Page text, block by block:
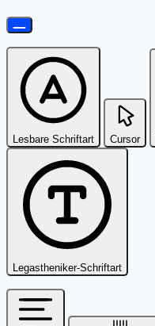
Lesbare Schriftart Cursor
Legastheniker-Schriftart